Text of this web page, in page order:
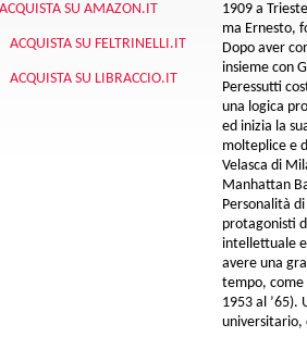
ACQUISTA SU AMAZON.IT
ACQUISTA SU FELTRINELLI.IT
ACQUISTA SU LIBRACCIO.IT
1909 a
ma Ernesto,
Dopo aver
insieme con
Peressutti
una logica
ed inizia la
molteplice e
Velasca di
Manhattan
Personalità
protagonisti
intellettuale
avere una
tempo, come
1953 al
universitario,